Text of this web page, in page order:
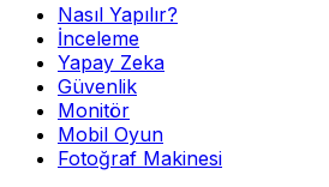
Nasıl Yapılır?
İnceleme
Yapay Zeka
Güvenlik
Monitör
Mobil Oyun
Fotoğraf Makinesi